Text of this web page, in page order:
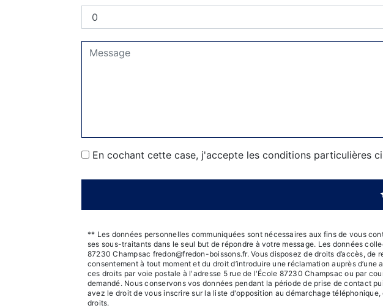
En cochant cette case, j'accepte les conditions particulières
** Les données personnelles communiquées sont nécessaires aux fins de vous
ses sous-traitants dans le seul but de répondre à votre message. Les données
87230 Champsac fredon@fredon-boissons.fr. Vous disposez de droits d’accès,
consentement à tout moment et du droit d’introduire une réclamation auprès
ces droits par voie postale à l'adresse 5 rue de l'École 87230 Champsac ou par
demandé. Nous conservons vos données pendant la période de prise de contact
avez le droit de vous inscrire sur la liste d'opposition au démarchage
droits.